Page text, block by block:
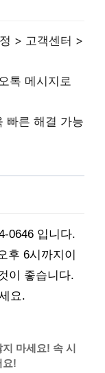
> 고객센터 >
톡 메시지로
빠른 해결 가능
0646 입니다.
후 6시까지이
이 좋습니다.
요.
마세요! 속 시
요!